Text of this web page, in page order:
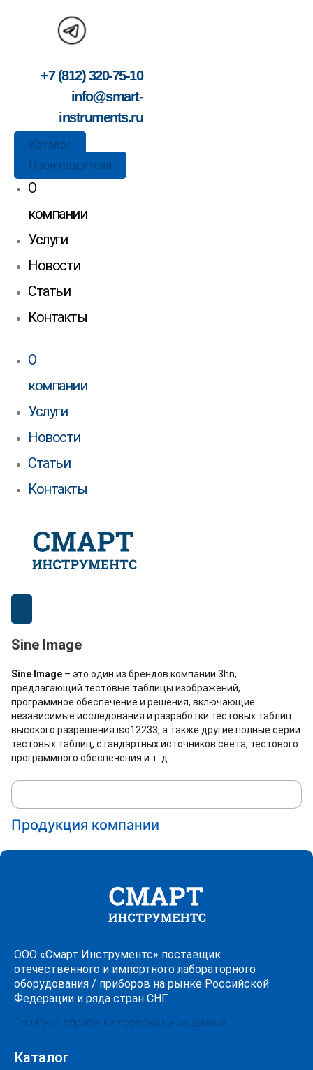
+7 (812) 320-75-10
info@smart-
instruments.ru
Каталог
Производители
О
компании
Услуги
Новости
Статьи
Контакты
О
компании
Услуги
Новости
Статьи
Контакты
Sine Image
Sine Image – это один из брендов компании 3hn,
предлагающий тестовые таблицы изображений,
программное обеспечение и решения, включающие
независимые исследования и разработки тестовых таблиц
высокого разрешения iso12233, а также другие полные серии
тестовых таблиц, стандартных источников света, тестового
программного обеспечения и т. д.
Продукция компании
ООО «Смарт Инструментс» поставщик
отечественного и импортного лабораторного
оборудования / приборов на рынке Российской
Федерации и ряда стран СНГ.
Политика обработки персональных данных
Каталог